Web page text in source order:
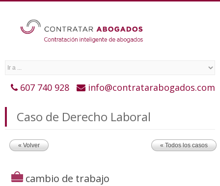
607 740 928 info@contratarabogados.com
Caso de Derecho Laboral
« Volver « Todos los casos
cambio de trabajo